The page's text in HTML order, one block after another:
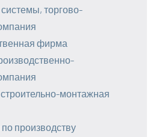
торгово-
фирма
монтажная
производству